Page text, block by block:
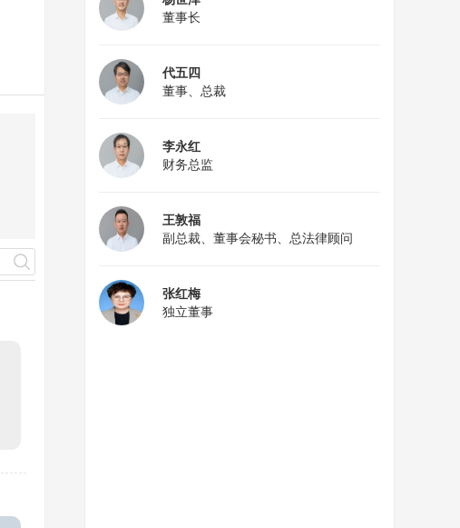
董事长
代五四
董事、总裁
李永红
财务总监
王敦福
副总裁、董事会秘书、总法律顾问
张红梅
独立董事